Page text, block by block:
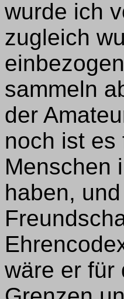
wurde ich
zugleich
sammeln
der
noch ist es
Menschen
haben,
wäre er für